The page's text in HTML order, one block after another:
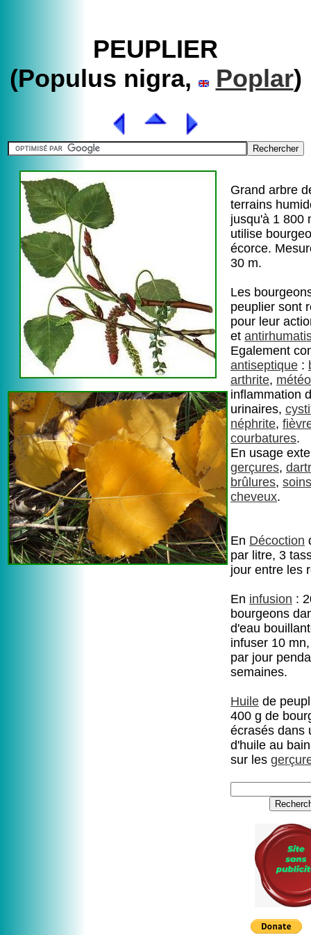
PEUPLIER
(Populus nigra,
Poplar)
Grand arbre
terrains
jusqu'à 1 800
utilise
écorce.
30 m.
Les
peuplier sont
pour leur
et
Egalement
antiseptique :
arthrite,
inflammation
urinaires,
néphrite,
courbatures.
En usage
gerçures,
brûlures,
cheveux.
En Décoction
par litre, 3
jour entre les
En infusion :
bourgeons
d'eau
infuser 10
par jour
semaines.
Huile de
400 g de
écrasés dans
d'huile au
sur les